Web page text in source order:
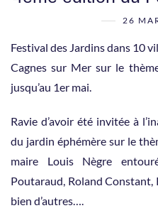
26
Festival des Jardins dans 10
Cagnes sur Mer sur le
jusqu’au 1er mai.
Ravie d’avoir été invitée à
du jardin éphémère sur le
maire Louis Nègre
Poutaraud, Roland Constant,
bien d’autres….